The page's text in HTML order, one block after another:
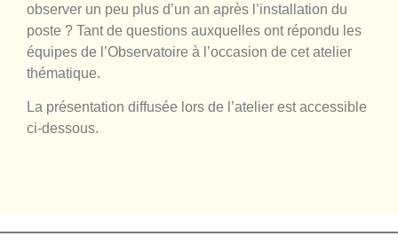
observer un peu plus d’un an après l’installation du
poste ? Tant de questions auxquelles ont répondu les
équipes de l’Observatoire à l’occasion de cet atelier
thématique.
La présentation diffusée lors de l’atelier est accessible
ci-dessous.